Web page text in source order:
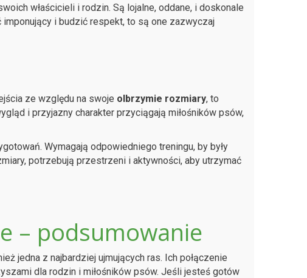
właścicieli i rodzin. Są lojalne, oddane, i doskonale
i budzić respekt, to są one zazwyczaj
ze względu na swoje olbrzymie rozmiary, to
i przyjazny charakter przyciągają miłośników psów,
Wymagają odpowiedniego treningu, by były
potrzebują przestrzeni i aktywności, aby utrzymać
– podsumowanie
jedna z najbardziej ujmujących ras. Ich połączenie
dla rodzin i miłośników psów. Jeśli jesteś gotów